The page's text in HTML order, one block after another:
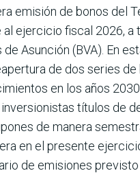
emisión de bonos del
ejercicio fiscal 2026, a
de Asun­ción (BVA). En
de dos series
en los años
títulos de
de manera
en el pre­sente
de emisiones